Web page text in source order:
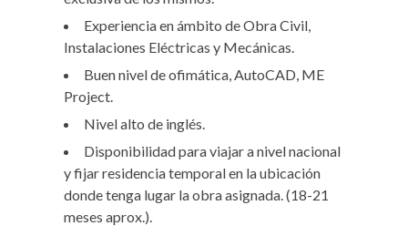
Experiencia en ámbito de Obra Civil,
Instalaciones Eléctricas y Mecánicas.
Buen nivel de ofimática, AutoCAD, ME
Project.
Nivel alto de inglés.
Disponibilidad para viajar a nivel nacional
y fijar residencia temporal en la ubicación
donde tenga lugar la obra asignada. (18-21
meses aprox.).